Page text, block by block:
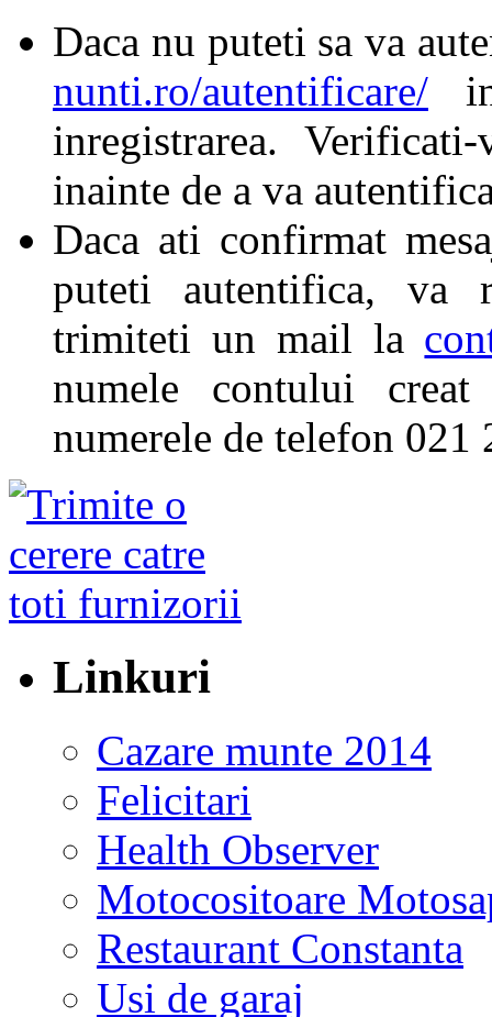
Daca nu puteti sa va
nunti.ro/autentificare/
inregistrarea.
inainte de a va
Daca ati confirmat
puteti autentifica, va
trimiteti un mail la
numele contului
numerele de telefon
Linkuri
Cazare munte 2014
Felicitari
Health Observer
Motocositoare
Restaurant Constanta
Usi de garaj